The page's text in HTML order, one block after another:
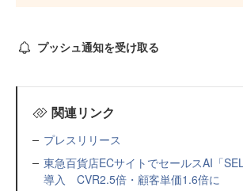
プッシュ通知を受け取る
関連リンク
プレスリリース
東急百貨店ECサイトでセールスAI「
導入 CVR2.5倍・顧客単価1.6倍に